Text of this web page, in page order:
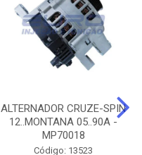
ALTERNADOR CRUZE-SPIN
12..MONTANA 05..90A -
MP70018
Código: 13523